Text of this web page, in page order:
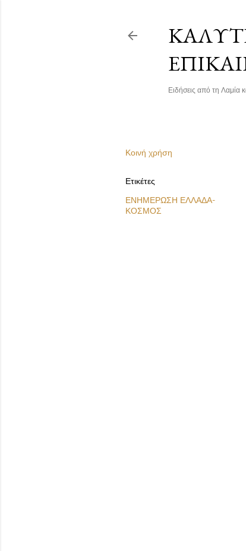
Ειδήσεις από τη Λαμία
Κοινή χρήση
Ετικέτες
ΕΝΗΜΕΡΩΣΗ ΕΛΛΑΔΑ-
ΚΟΣΜΟΣ